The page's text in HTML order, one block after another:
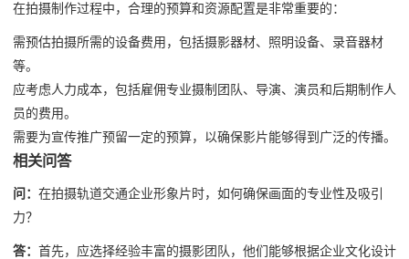
在拍摄制作过程中，合理的预算和资源配置是非常重要的：
需预估拍摄所需的设备费用，包括摄影器材、照明设备、录音器材
等。
应考虑人力成本，包括雇佣专业摄制团队、导演、演员和后期制作人
员的费用。
需要为宣传推广预留一定的预算，以确保影片能够得到广泛的传播。
相关问答
问： 在拍摄轨道交通企业形象片时，如何确保画面的专业性及吸引
力？
答： 首先，应选择经验丰富的摄影团队，他们能够根据企业文化设计